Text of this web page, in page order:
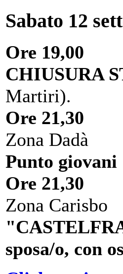
Sabato 12
Ore 19,00
CHIUSURA
Martiri).
Ore 21,30
Zona Dadà
Punto
Ore 21,30
Zona Carisbo
sposa/o, con